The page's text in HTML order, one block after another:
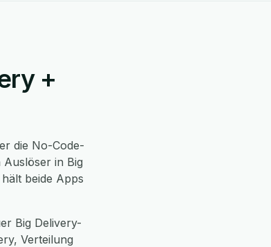
+
die No-Code-
in Big
beide Apps
Big Delivery-
Verteilung